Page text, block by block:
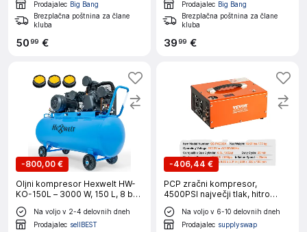
Prodajalec Big Bang
Brezplačna poštnina za člane
kluba
5099 €
Prodajalec Big Bang
Brezplačna poštnina za člane
kluba
3999 €
-800,00 €
Oljni kompresor Hexwelt HW-
KO-150L – 3000 W, 150 L, 8 bar,
420 l/min
Na voljo v 2-4 delovnih dneh
Prodajalec sellBEST
-406,44 €
PCP zračni kompresor,
4500PSI največji tlak, hitro
napolnitev v 25 minutah, siva
Na voljo v 6-10 delovnih dneh
Prodajalec supplyswap